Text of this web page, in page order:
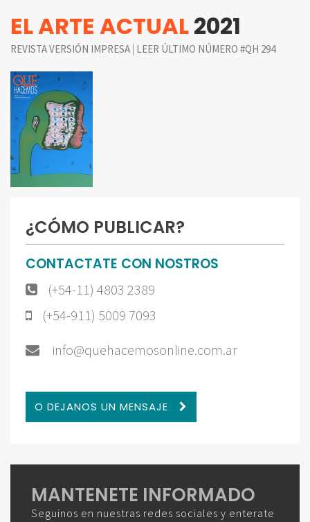
EL ARTE ACTUAL2021
REVISTA VERSIÓN IMPRESA | LEER ÚLTIMO NÚMERO #QH 294
¿CÓMO PUBLICAR?
CONTACTATE CON NOSTROS
(+54-11) 4803 2389
(+54-911) 5009 7093
info@quehacemosonline.com.ar
O DEJANOS UN MENSAJE
MANTENETE INFORMADO
Seguinos en nuestras redes sociales y enterate